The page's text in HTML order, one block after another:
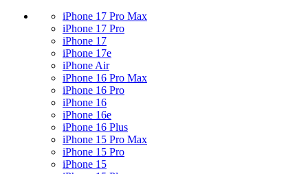
iPhone 17 Pro Max
iPhone 17 Pro
iPhone 17
iPhone 17e
iPhone Air
iPhone 16 Pro Max
iPhone 16 Pro
iPhone 16
iPhone 16e
iPhone 16 Plus
iPhone 15 Pro Max
iPhone 15 Pro
iPhone 15